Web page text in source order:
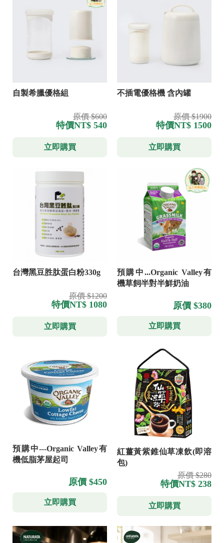
自製希臘優格組
原價 $600
特價NT$ 540
立即購買
不插電優格機 含內罐
原價 $1900
特價NT$ 1500
立即購買
台灣黑豆胜肽蛋白粉330g
原價 $1200
特價NT$ 1080
立即購買
預購中...Organic Valley有
機草飼半對半鮮奶油
原價 $380
立即購買
預購中---Organic Valley有
機低脂茅屋起司
原價 $450
立即購買
紅薑黃紫錐仙草凍飲(即溶
包)
原價 $280
特價NT$ 238
立即購買